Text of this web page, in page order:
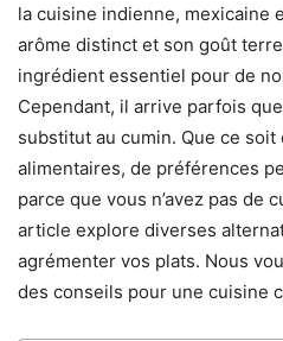
la cuisine indienne, mexicaine
arôme distinct et son goût
ingrédient essentiel pour de
Cependant, il arrive parfois
substitut au cumin. Que ce soit
alimentaires, de préférences
parce que vous n’avez pas de
article explore diverses
agrémenter vos plats. Nous
des conseils pour une cuisine